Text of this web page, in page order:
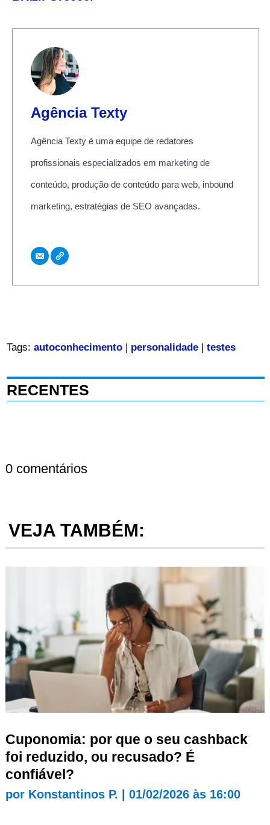
Agência Texty
Agência Texty é uma equipe de redatores
profissionais especializados em marketing de
conteúdo, produção de conteúdo para web, inbound
marketing, estratégias de SEO avançadas.
Tags: autoconhecimento| personalidade| testes
RECENTES
0 comentários
VEJA TAMBÉM:
Cuponomia: por que o seu cashback
foi reduzido, ou recusado? É
confiável?
por Konstantinos P. 01/02/2026 às 16:00